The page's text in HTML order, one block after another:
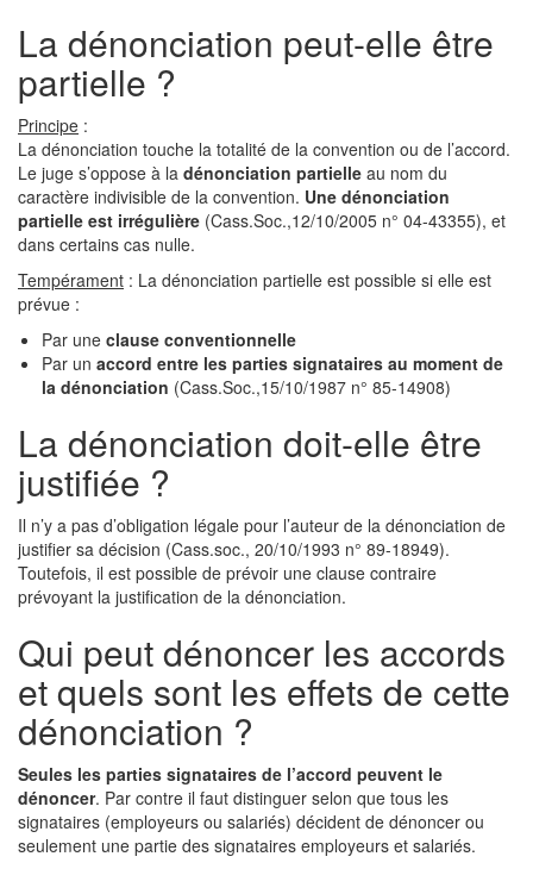
La dénonciation peut-elle être
partielle ?
Principe :
La dénonciation touche la totalité de la convention ou de l’accord.
Le juge s’oppose à la dénonciation partielle au nom du
caractère indivisible de la convention. Une dénonciation
partielle est irrégulière (Cass.Soc.,12/10/2005 n° 04-43355), et
dans certains cas nulle.
Tempérament : La dénonciation partielle est possible si elle est
prévue :
Par une clause conventionnelle
Par un accord entre les parties signataires au moment de
la dénonciation (Cass.Soc.,15/10/1987 n° 85-14908)
La dénonciation doit-elle être
justifiée ?
Il n’y a pas d’obligation légale pour l’auteur de la dénonciation de
justifier sa décision (Cass.soc., 20/10/1993 n° 89-18949).
Toutefois, il est possible de prévoir une clause contraire
prévoyant la justification de la dénonciation.
Qui peut dénoncer les accords
et quels sont les effets de cette
dénonciation ?
Seules les parties signataires de l’accord peuvent le
dénoncer. Par contre il faut distinguer selon que tous les
signataires (employeurs ou salariés) décident de dénoncer ou
seulement une partie des signataires employeurs et salariés.